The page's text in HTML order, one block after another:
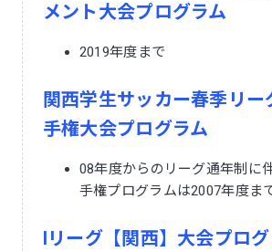
メント大会プログラム
2019年度まで
関西学生サッカー春季リ
手権大会プログラム
08年度からのリーグ通年制に
手権プログラムは2007年度ま
Iリーグ【関西】大会プロ